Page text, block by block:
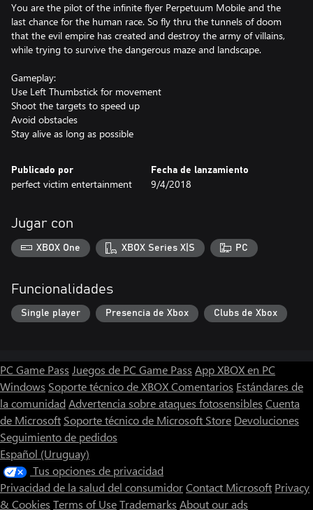
You are the pilot of the infinite flyer Perpetuum Mobile and the
last chance for the human race. So fly thru the tunnels of doom
that the evil empire has created and destroy the army of villains,
while trying to survive the dangerous maze and landscape.
Gameplay:
Use Left Thumbstick for movement
Shoot the targets to speed up
Avoid obstacles
Publicado por
perfect victim entertainment
Fecha de lanzamiento
9/4/2018
Jugar con
XBOX One XBOX Series X|S PC
Funcionalidades
Single player Presencia de Xbox Clubs de Xbox
PC Game Pass Juegos de PC Game Pass App XBOX en PC
Windows Soporte técnico de XBOXComentarios Estándares de
la comunidad Advertencia sobre ataques fotosensibles Cuenta
de Microsoft Soporte técnico de Microsoft Store Devoluciones
Seguimiento de pedidos
Español (Uruguay)
Tus opciones de privacidad
Privacidad de la salud del consumidorContact Microsoft Privacy
& Cookies Terms of UseTrademarks About our ads